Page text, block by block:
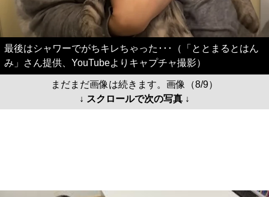
最後はシャワーでがちキレちゃった･･･（「ととまるとはん
み」さん提供、YouTubeよりキャプチャ撮影）
まだまだ画像は続きます。画像（8/9）
↓ スクロールで次の写真 ↓